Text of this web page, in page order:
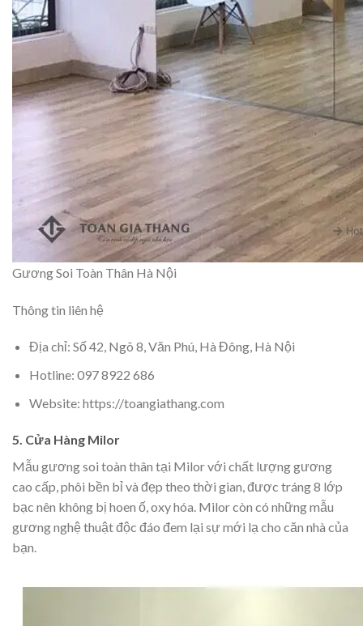
Gương Soi Toàn Thân Hà Nội
Thông tin liên hệ
Địa chỉ: Số 42, Ngõ 8, Văn Phú, Hà Đông, Hà Nội
Hotline: 097 8922 686
Website: https://toangiathang.com
5. Cửa Hàng Milor
Mẫu gương soi toàn thân tại Milor với chất lượng gương
cao cấp, phôi bền bỉ và đẹp theo thời gian, được tráng 8 lớp
bạc nên không bị hoen ố, oxy hóa. Milor còn có những mẫu
gương nghệ thuật độc đáo đem lại sự mới lạ cho căn nhà của
bạn.